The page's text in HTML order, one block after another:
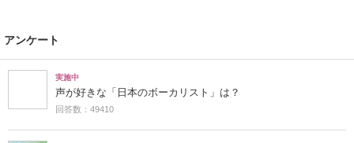
アンケート
実施中
声が好きな「日本のボーカリスト」は？
回答数：49410